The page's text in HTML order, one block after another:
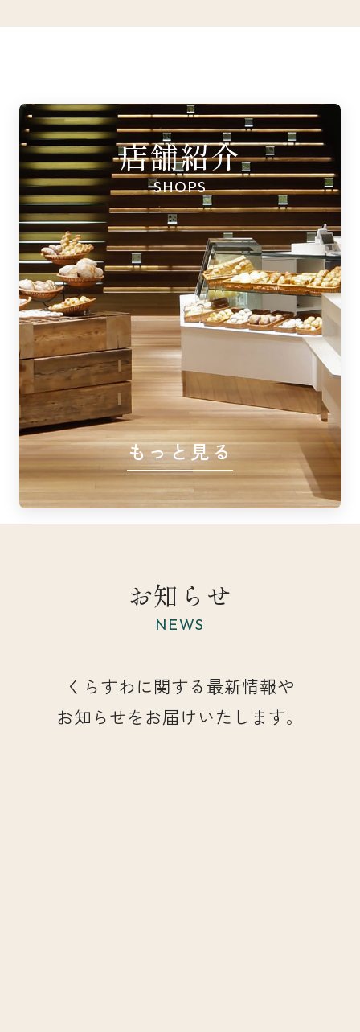
店舗紹介
SHOPS
もっと見る
お知らせ
NEWS
くらすわに関する最新情報や
お知らせをお届けいたします。